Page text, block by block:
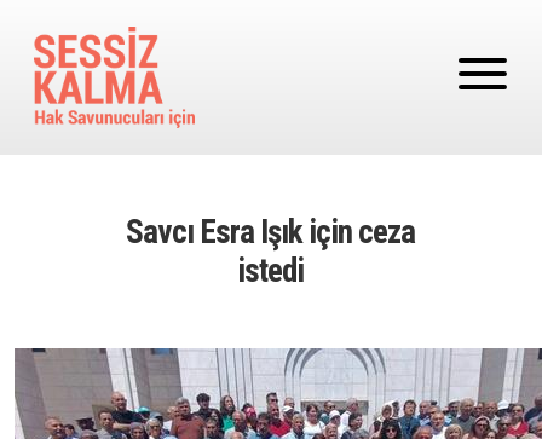
Savcı Esra Işık için ceza
istedi
Image